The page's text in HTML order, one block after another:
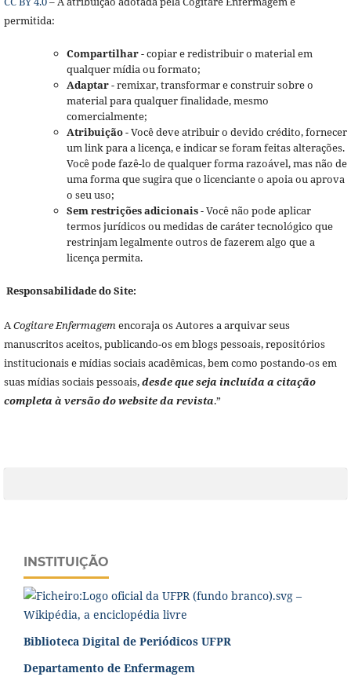
permitida:
Compartilhar- copiar e redistribuir o material em
qualquer mídia ou formato;
Adaptar- remixar, transformar e construir sobre o
material para qualquer finalidade, mesmo
comercialmente;
Atribuição- Você deve atribuir o devido crédito, fornecer
um link para a licença, e indicar se foram feitas alterações.
Você pode fazê-lo de qualquer forma razoável, mas não de
uma forma que sugira que o licenciante o apoia ou aprova
o seu uso;
Sem restrições adicionais- Você não pode aplicar
termos jurídicos ou medidas de caráter tecnológico que
restrinjam legalmente outros de fazerem algo que a
licença permita.
Responsabilidade do Site:
ACogitare Enfermagemencoraja os Autores a arquivar seus
manuscritos aceitos, publicando-os em blogs pessoais, repositórios
institucionais e mídias sociais acadêmicas, bem como postando-os em
suas mídias sociais pessoais,desde que seja incluída a citação
completa à versão do website da revista.”
INSTITUIÇÃO
Biblioteca Digital de Periódicos UFPR
Departamento de Enfermagem